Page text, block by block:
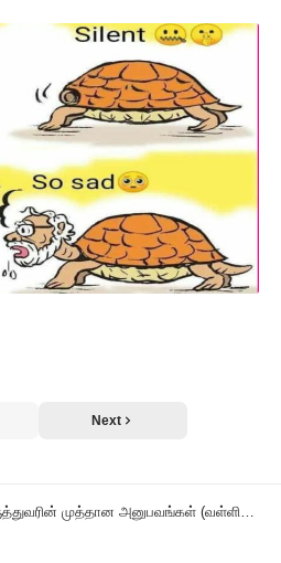
Next
(வள்ளியம்மாள்) – 13 “கீழ்த் தாடைப் புற்று நோய்க்கான மருத்துவம்”